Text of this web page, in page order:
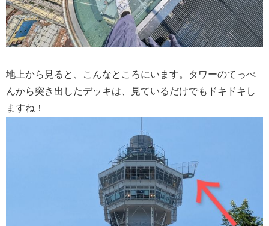
地上から見ると、こんなところにいます。タワーのてっぺ
んから突き出したデッキは、見ているだけでもドキドキし
ますね！